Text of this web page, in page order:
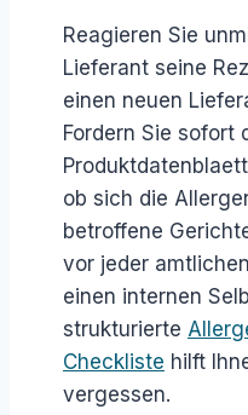
Reagieren Sie
Lieferant seine
einen neuen
Fordern Sie sofort
ob sich die
betroffene
vor jeder
einen internen
strukturierte
Checkliste hilft
vergessen.